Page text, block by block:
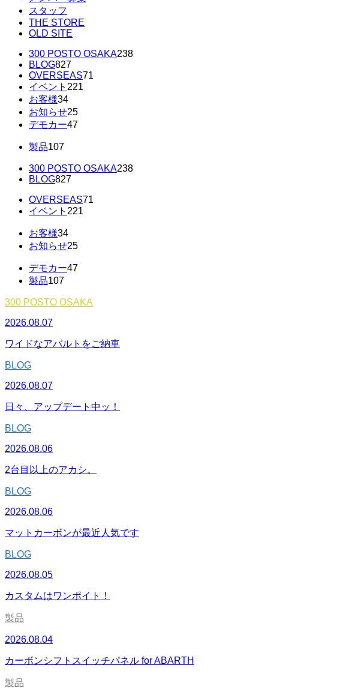
スタッフ
THE STORE
OLD SITE
300 POSTO OSAKA238
BLOG827
OVERSEAS71
イベント 221
お客様34
お知らせ25
デモカー47
製品107
300 POSTO OSAKA238
BLOG827
OVERSEAS71
イベント 221
お客様34
お知らせ25
デモカー47
製品107
300 POSTO OSAKA
2026.08.07
ワイドなアバルトをご納車
BLOG
2026.08.07
日々、アップデート中ッ！
BLOG
2026.08.06
2台目以上のアカシ。
BLOG
2026.08.06
マットカーボンが最近人気です
BLOG
2026.08.05
カスタムはワンポイト！
製品
2026.08.04
カーボンシフトスイッチパネル for ABARTH
製品